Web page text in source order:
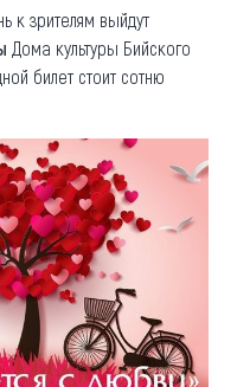
к зрителям выйдут
Дома культуры Бийского
билет стоит сотню